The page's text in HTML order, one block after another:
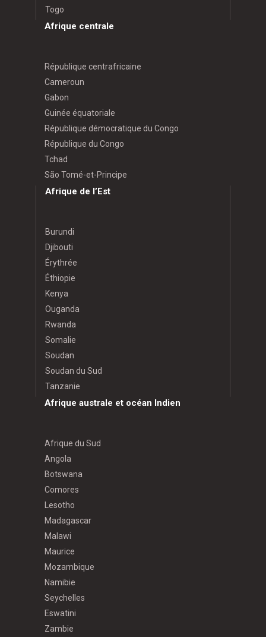
Togo
Afrique centrale
République centrafricaine
Cameroun
Gabon
Guinée équatoriale
République démocratique du Congo
République du Congo
Tchad
São Tomé-et-Principe
Afrique de l’Est
Burundi
Djibouti
Érythrée
Éthiopie
Kenya
Ouganda
Rwanda
Somalie
Soudan
Soudan du Sud
Tanzanie
Afrique australe et océan Indien
Afrique du Sud
Angola
Botswana
Comores
Lesotho
Madagascar
Malawi
Maurice
Mozambique
Namibie
Seychelles
Eswatini
Zambie